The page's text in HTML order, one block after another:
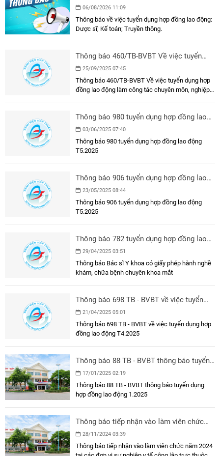
đồng lao động
06/08/2026 11:09
Thông báo về việc tuyển dụng hợp đồng lao động:
Dược sĩ; Kế toán; Truyền thông.
Thông báo 460/TB-BVBT Về việc tuyển
dụng hợp đồng lao động làm công tác
chuyên môn, nghiệp vụ
25/09/2025 07:45
Thông báo 460/TB-BVBT Về việc tuyển dụng hợp
đồng lao động làm công tác chuyên môn, nghiệp
Thông báo 980 tuyển dụng hợp đồng lao
động T5.2025
03/06/2025 07:40
Thông báo 980 tuyển dụng hợp đồng lao động
T5.2025
Thông báo 906 tuyển dụng hợp đồng lao
động T5.2025
23/05/2025 08:44
Thông báo 906 tuyển dụng hợp đồng lao động
T5.2025
Thông báo 782 tuyển dụng hợp đồng lao
động T4.2025
29/04/2025 03:51
Thông báo Bác sĩ Y khoa có giấy phép hành nghề
khám, chữa bệnh chuyên khoa mắt
Thông báo 698 TB - BVBT về việc tuyển
dụng hợp đồng lao động T4.2025
21/04/2025 05:01
Thông báo 698 TB - BVBT về việc tuyển dụng hợp
đồng lao động T4.2025
Thông báo 88 TB - BVBT thông báo tuyển
dụng hợp đồng lao động 1.2025
17/01/2025 02:19
Thông báo 88 TB - BVBT thông báo tuyển dụng
hợp đồng lao động 1.2025
Thông báo tiếp nhận vào làm viên chức
năm 2024 tại các đơn vị sự nghiệp y tế
công lập trực thuộc Sở Y tế
28/11/2024 03:39
Thông báo tiếp nhận vào làm viên chức năm 2024